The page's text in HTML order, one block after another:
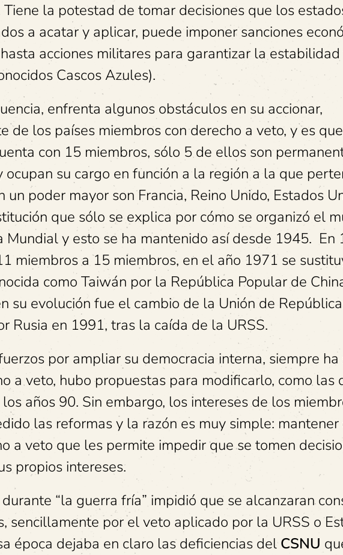
la potestad de tomar decisiones que los
a acatar y aplicar, puede imponer sanciones
acciones militares para garantizar la
Cascos Azules).
enfrenta algunos obstáculos en su accionar,
de los países miembros con derecho a veto, y es
con 15 miembros, sólo 5 de ellos son
su cargo en función a la región a la que
un poder mayor son Francia, Reino Unido, Estados
que sólo se explica por cómo se organizó el
Mundial y esto se ha mantenido así desde 1945. En
miembros a 15 miembros, en el año 1971 se
como Taiwán por la República Popular de
su evolución fue el cambio de la Unión de
Rusia en 1991, tras la caída de la URSS.
por ampliar su democracia interna, siempre ha
a veto, hubo propuestas para modificarlo, como las
años 90. Sin embargo, los intereses de los
las reformas y la razón es muy simple: mantener
a veto que les permite impedir que se tomen
propios intereses.
“la guerra fría” impidió que se alcanzaran
sencillamente por el veto aplicado por la URSS o
época dejaba en claro las deficiencias delCSNU